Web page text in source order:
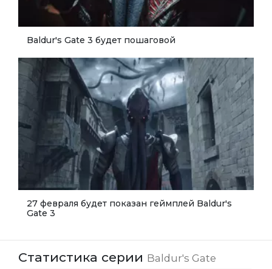
Baldur's Gate 3 будет пошаговой
27 февраля будет показан геймплей Baldur's
Gate 3
Статистика серии Baldur's Gate